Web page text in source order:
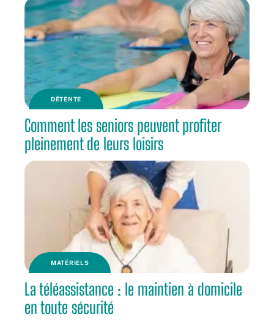
DÉTENTE
Comment les seniors peuvent profiter
pleinement de leurs loisirs
MATÉRIELS
La téléassistance : le maintien à domicile
en toute sécurité